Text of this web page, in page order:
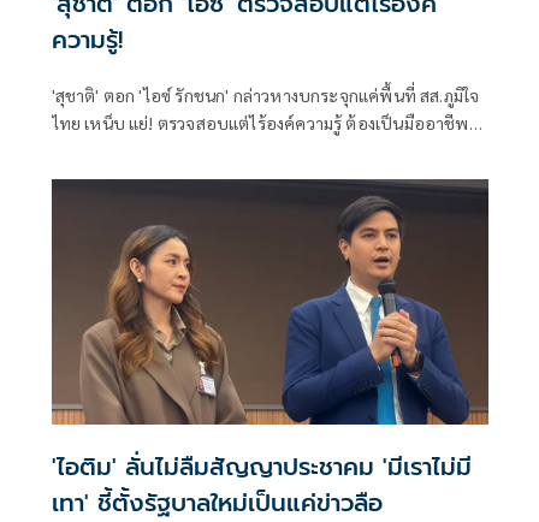
ความรู้!
'สุชาติ' ตอก 'ไอซ์ รักชนก' กล่าวหางบกระจุกแค่พื้นที่ สส.ภูมิใจ
ไทย เหน็บ แย่! ตรวจสอบแต่ไร้องค์ความรู้ ต้องเป็นมืออาชีพ
ชอบ
'ไอติม' ลั่นไม่ลืมสัญญาประชาคม 'มีเราไม่มี
เทา' ชี้ตั้งรัฐบาลใหม่เป็นแค่ข่าวลือ